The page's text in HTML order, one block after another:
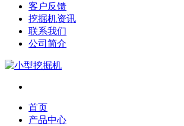
客户反馈
挖掘机资讯
联系我们
公司简介
首页
产品中心